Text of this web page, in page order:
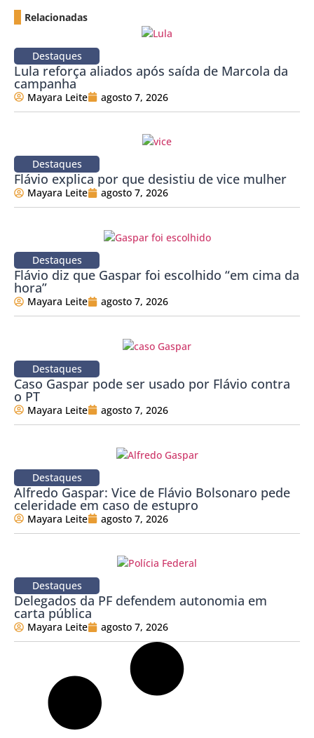
Relacionadas
Destaques
Lula reforça aliados após saída de Marcola da
campanha
Mayara Leite agosto 7, 2026
Destaques
Flávio explica por que desistiu de vice mulher
Mayara Leite agosto 7, 2026
Destaques
Flávio diz que Gaspar foi escolhido “em cima da
hora”
Mayara Leite agosto 7, 2026
Destaques
Caso Gaspar pode ser usado por Flávio contra
o PT
Mayara Leite agosto 7, 2026
Destaques
Alfredo Gaspar: Vice de Flávio Bolsonaro pede
celeridade em caso de estupro
Mayara Leite agosto 7, 2026
Destaques
Delegados da PF defendem autonomia em
carta pública
Mayara Leite agosto 7, 2026